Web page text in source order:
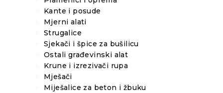
Kante i posude
Mjerni alati
Strugalice
Sjekači i špice za bušilicu
Ostali građevinski alat
Krune i izrezivači rupa
Mješači
Miješalice za beton i žbuku